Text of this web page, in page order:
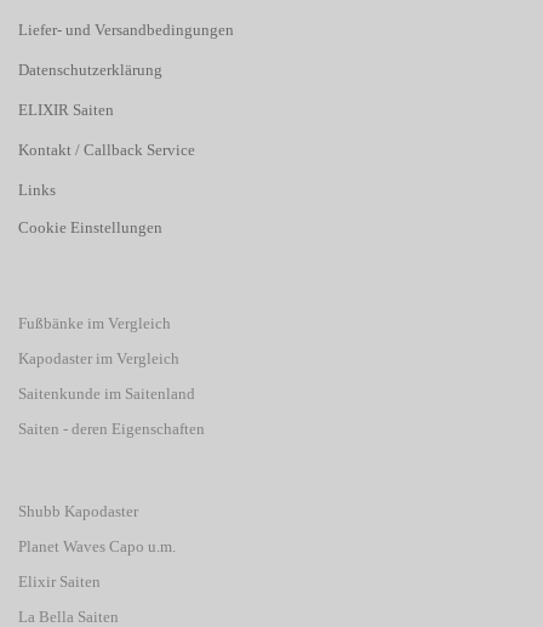
Liefer- und Versandbedingungen
Datenschutzerklärung
ELIXIR Saiten
Kontakt / Callback Service
Links
Cookie Einstellungen
Fußbänke im Vergleich
Kapodaster im Vergleich
Saitenkunde im Saitenland
Saiten - deren Eigenschaften
Shubb Kapodaster
Planet Waves Capo u.m.
Elixir Saiten
La Bella Saiten